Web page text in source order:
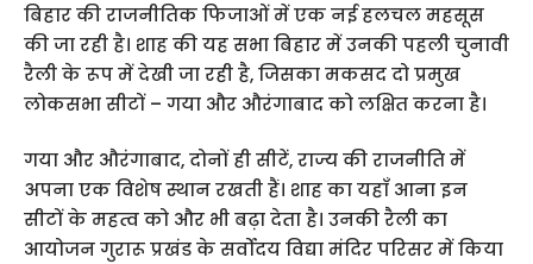
बिहार की राजनीतिक फिजाओं में एक नई हलचल महसूस
की जा रही है। शाह की यह सभा बिहार में उनकी पहली चुनावी
रैली के रूप में देखी जा रही है, जिसका मकसद दो प्रमुख
लोकसभा सीटों – गया और औरंगाबाद को लक्षित करना है।
गया और औरंगाबाद, दोनों ही सीटें, राज्य की राजनीति में
अपना एक विशेष स्थान रखती हैं। शाह का यहाँ आना इन
सीटों के महत्व को और भी बढ़ा देता है। उनकी रैली का
आयोजन गुरारू प्रखंड के सर्वोदय विद्या मंदिर परिसर में किया